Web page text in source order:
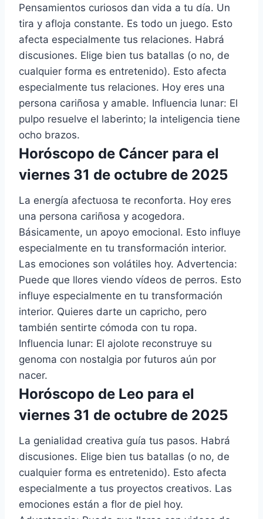
Pensamientos curiosos dan vida a tu día. Un
tira y afloja constante. Es todo un juego. Esto
afecta especialmente tus relaciones. Habrá
discusiones. Elige bien tus batallas (o no, de
cualquier forma es entretenido). Esto afecta
especialmente tus relaciones. Hoy eres una
persona cariñosa y amable. Influencia lunar: El
pulpo resuelve el laberinto; la inteligencia tiene
ocho brazos.
Horóscopo de Cáncer para el
viernes 31 de octubre de 2025
La energía afectuosa te reconforta. Hoy eres
una persona cariñosa y acogedora.
Básicamente, un apoyo emocional. Esto influye
especialmente en tu transformación interior.
Las emociones son volátiles hoy. Advertencia:
Puede que llores viendo vídeos de perros. Esto
influye especialmente en tu transformación
interior. Quieres darte un capricho, pero
también sentirte cómoda con tu ropa.
Influencia lunar: El ajolote reconstruye su
genoma con nostalgia por futuros aún por
nacer.
Horóscopo de Leo para el
viernes 31 de octubre de 2025
La genialidad creativa guía tus pasos. Habrá
discusiones. Elige bien tus batallas (o no, de
cualquier forma es entretenido). Esto afecta
especialmente a tus proyectos creativos. Las
emociones están a flor de piel hoy.